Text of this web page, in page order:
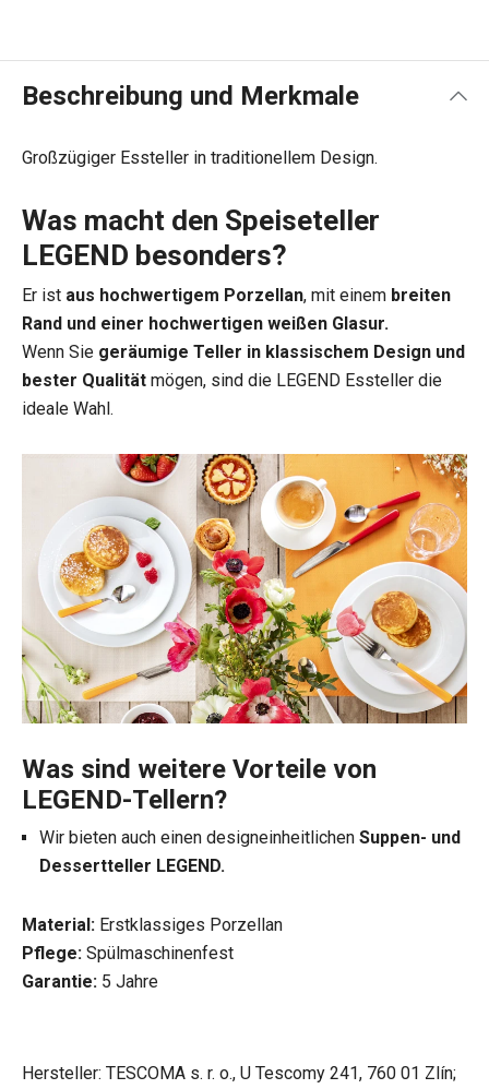
Beschreibung und Merkmale
Großzügiger Essteller in traditionellem Design.
Was macht den Speiseteller
LEGEND besonders?
Er ist aus hochwertigem Porzellan, mit einem breiten
Rand und einer hochwertigen weißen Glasur.
Wenn Sie geräumige Teller in klassischem Design und
bester Qualität mögen, sind die LEGEND Essteller die
ideale Wahl.
Was sind weitere Vorteile von
LEGEND-Tellern?
Wir bieten auch einen designeinheitlichen Suppen- und
Dessertteller LEGEND.
Material: Erstklassiges Porzellan
Pflege: Spülmaschinenfest
Garantie: 5 Jahre
Hersteller: TESCOMA s. r. o., U Tescomy 241, 760 01 Zlín;